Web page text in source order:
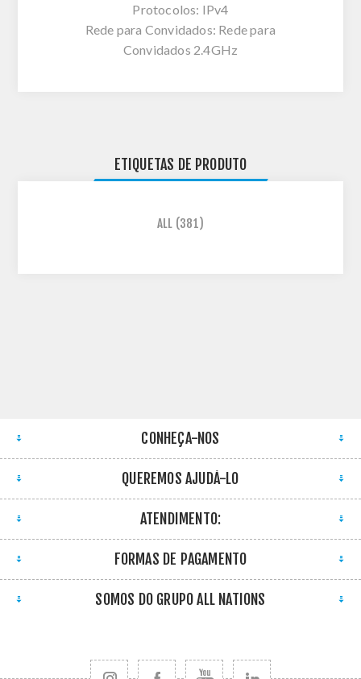
Protocolos: IPv4
Rede para Convidados: Rede para
Convidados 2.4GHz
ETIQUETAS DE PRODUTO
ALL (381)
CONHEÇA-NOS
QUEREMOS AJUDÁ-LO
ATENDIMENTO:
FORMAS DE PAGAMENTO
SOMOS DO GRUPO ALL NATIONS